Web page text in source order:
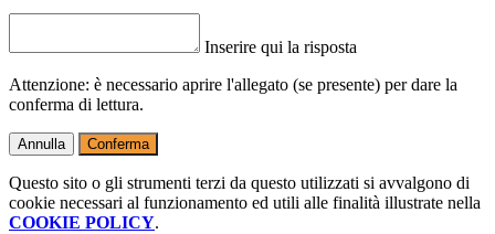
Inserire qui la risposta
Attenzione: è necessario aprire l'allegato (se presente) per dare la
conferma di lettura.
Annulla Conferma
Questo sito o gli strumenti terzi da questo utilizzati si avvalgono di
cookie necessari al funzionamento ed utili alle finalità illustrate nella
COOKIE POLICY.